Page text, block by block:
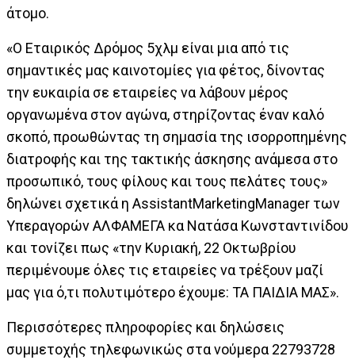
άτομο.
«Ο Εταιρικός Δρόμος 5χλμ είναι μια από τις
σημαντικές μας καινοτομίες για φέτος, δίνοντας
την ευκαιρία σε εταιρείες να λάβουν μέρος
οργανωμένα στον αγώνα, στηρίζοντας έναν καλό
σκοπό, προωθώντας τη σημασία της ισορροπημένης
διατροφής και της τακτικής άσκησης ανάμεσα στο
προσωπικό, τους φίλους και τους πελάτες τους»
δηλώνει σχετικά η AssistantMarketingManager των
Υπεραγορών ΑΛΦΑΜΕΓΑ κα Νατάσα Κωνσταντινίδου
και τονίζει πως «την Κυριακή, 22 Οκτωβρίου
περιμένουμε όλες τις εταιρείες να τρέξουν μαζί
μας για ό,τι πολυτιμότερο έχουμε: ΤΑ ΠΑΙΔΙΑ ΜΑΣ».
Περισσότερες πληροφορίες και δηλώσεις
συμμετοχής τηλεφωνικώς στα νούμερα 22793728